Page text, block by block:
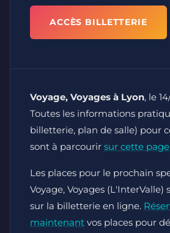
ACCÈS BILLETTERIE
Voyage, Voyages à Lyon, le
Toutes les informations
billetterie, plan de salle) pour
sont à parcourir sur cette page
Les places pour le prochain
Voyage, Voyages (L'InterValle)
sur la billetterie en ligne.
maintenant vos places pour